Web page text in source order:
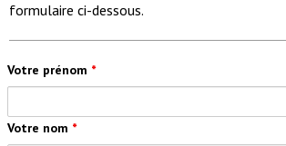
formulaire ci-dessous.
Votre prénom *
Votre nom *